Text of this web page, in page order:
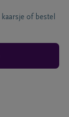
of bestel